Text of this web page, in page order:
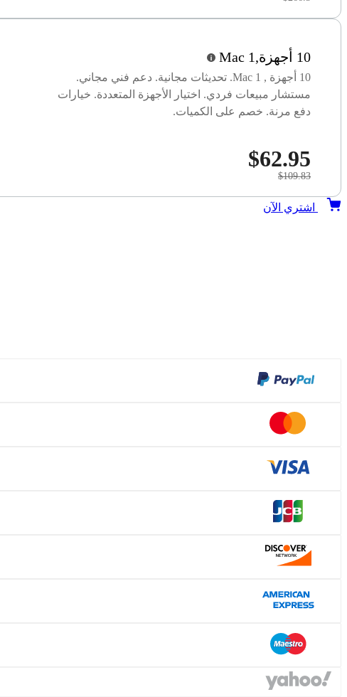
10 أجهزة,1 Mac
10 أجهزة , 1 Mac. تحديثات مجانية. دعم فني مجاني.
مستشار مبيعات فردي. اختيار الأجهزة المتعددة. خيارات
دفع مرنة. خصم على الكميات.
$62.95
$109.83
اشتري الآن